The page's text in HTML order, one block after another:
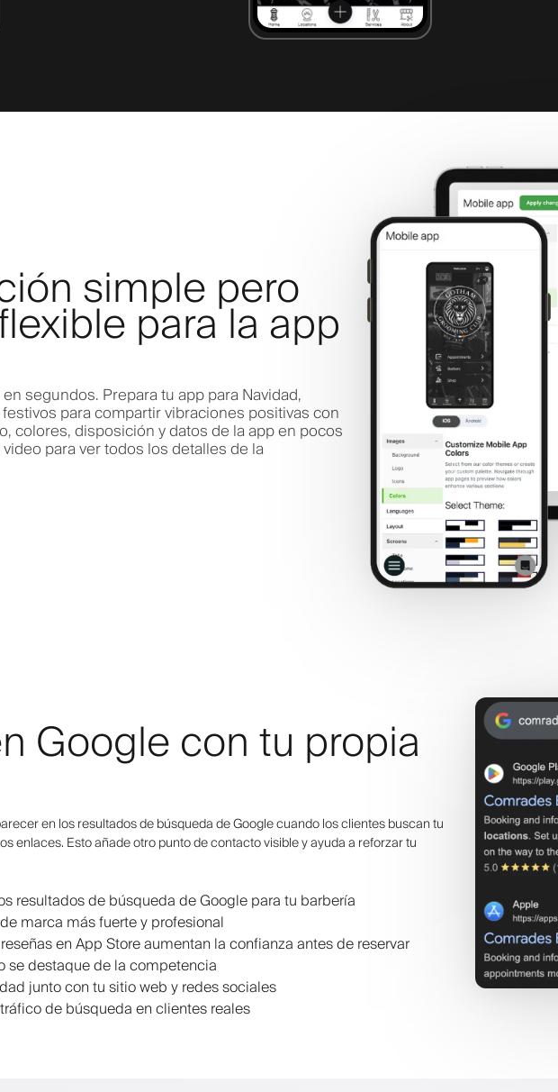
simple pero
para la app
segundos. Prepara tu app para Navidad,
para compartir vibraciones positivas con
colores, disposición y datos de la app en pocos
para ver todos los detalles de la
Google con tu propia
en los resultados de búsqueda de Google cuando los clientes buscan tu
enlaces. Esto añade otro punto de contacto visible y ayuda a reforzar tu
resultados de búsqueda de Google para tu barbería
marca más fuerte y profesional
en App Store aumentan la confianza antes de reservar
se destaque de la competencia
junto con tu sitio web y redes sociales
de búsqueda en clientes reales